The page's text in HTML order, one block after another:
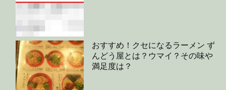
おすすめ！クセになるラーメン ず
んどう屋とは？ウマイ？その味や
満足度は？